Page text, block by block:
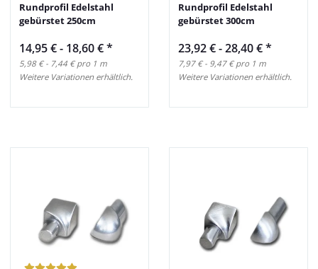
Rundprofil Edelstahl
gebürstet 250cm
14,95 € - 18,60 €*
5,98 € - 7,44 € pro 1 m
Weitere Variationen erhältlich.
Rundprofil Edelstahl
gebürstet 300cm
23,92 € -28,40 €*
7,97 € - 9,47 € pro 1 m
Weitere Variationen erhältlich.